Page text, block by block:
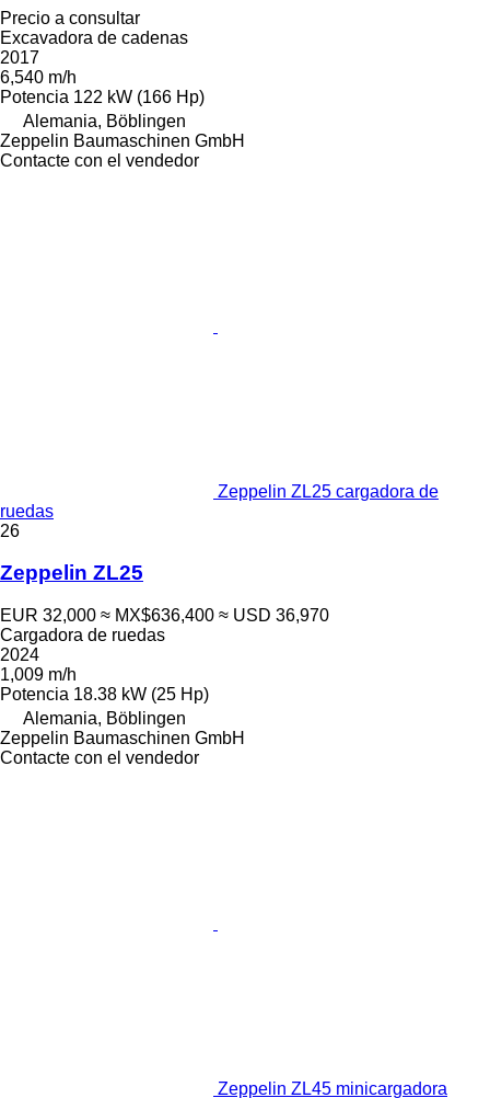
Precio a consultar
Excavadora de cadenas
2017
6,540 m/h
Potencia 122 kW (166 Hp)
Alemania, Böblingen
Zeppelin Baumaschinen GmbH
Contacte con el vendedor
Zeppelin ZL25 cargadora de
ruedas
26
Zeppelin ZL25
EUR 32,000 ≈ MX$636,400 ≈ USD 36,970
Cargadora de ruedas
2024
1,009 m/h
Potencia 18.38 kW (25 Hp)
Alemania, Böblingen
Zeppelin Baumaschinen GmbH
Contacte con el vendedor
Zeppelin ZL45 minicargadora